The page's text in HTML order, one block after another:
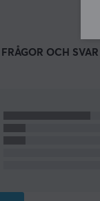
FRÅGOR OCH